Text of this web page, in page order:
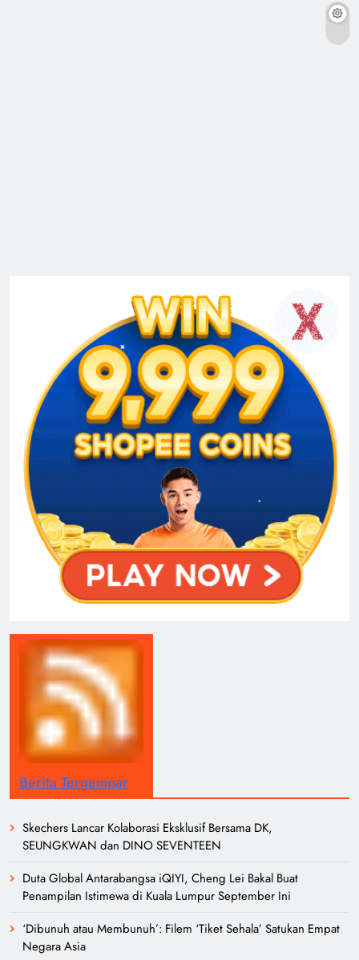
Berita Tergempar
Skechers Lancar Kolaborasi Eksklusif Bersama DK,
SEUNGKWAN dan DINO SEVENTEEN
Duta Global Antarabangsa iQIYI, Cheng Lei Bakal Buat
Penampilan Istimewa di Kuala Lumpur September Ini
‘Dibunuh atau Membunuh’: Filem ‘Tiket Sehala’ Satukan Empat
Negara Asia